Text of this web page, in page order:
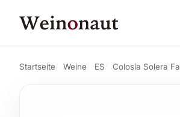
Startseite Weine ES Colosía Solera